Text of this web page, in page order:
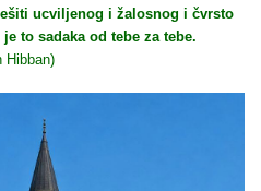
ucviljenog i žalosnog i čvrsto
to sadaka od tebe za tebe.
Hibban)